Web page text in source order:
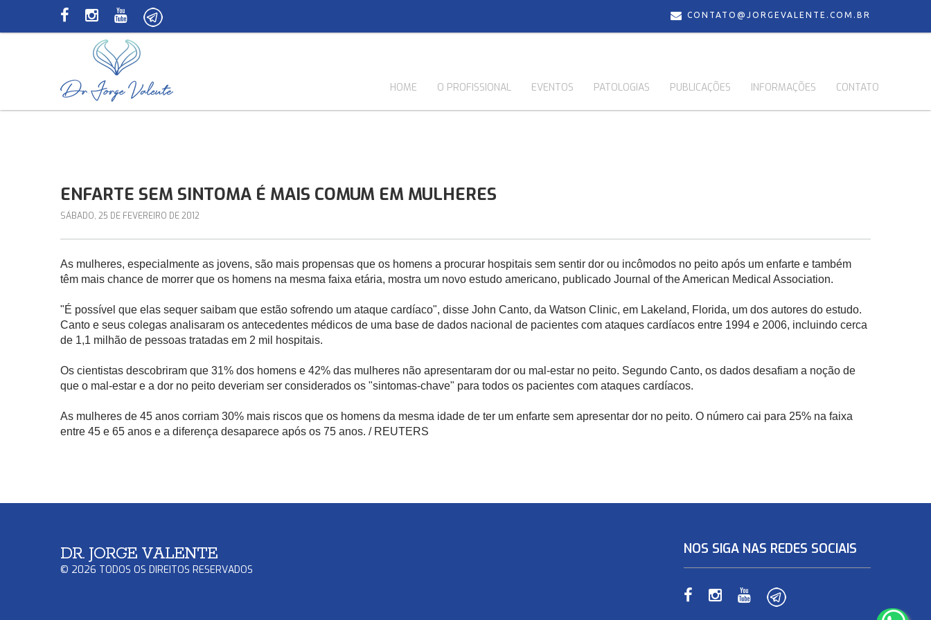
CONTATO@JORGEVALENTE.COM.BR
HOME O PROFISSIONAL EVENTOS PATOLOGIAS PUBLICAÇÕES INFORMAÇÕES CONTATO
ENFARTE SEM SINTOMA É MAIS COMUM EM MULHERES
SÁBADO, 25 DE FEVEREIRO DE 2012
As mulheres, especialmente as jovens, são mais propensas que os homens a procurar hospitais sem sentir dor ou incômodos no peito após um enfarte e também
têm mais chance de morrer que os homens na mesma faixa etária, mostra um novo estudo americano, publicado Journal of the American Medical Association.
"É possível que elas sequer saibam que estão sofrendo um ataque cardíaco", disse John Canto, da Watson Clinic, em Lakeland, Florida, um dos autores do estudo.
Canto e seus colegas analisaram os antecedentes médicos de uma base de dados nacional de pacientes com ataques cardíacos entre 1994 e 2006, incluindo cerca
de 1,1 milhão de pessoas tratadas em 2 mil hospitais.
Os cientistas descobriram que 31% dos homens e 42% das mulheres não apresentaram dor ou mal-estar no peito. Segundo Canto, os dados desafiam a noção de
que o mal-estar e a dor no peito deveriam ser considerados os "sintomas-chave" para todos os pacientes com ataques cardíacos.
As mulheres de 45 anos corriam 30% mais riscos que os homens da mesma idade de ter um enfarte sem apresentar dor no peito. O número cai para 25% na faixa
entre 45 e 65 anos e a diferença desaparece após os 75 anos. / REUTERS
DR. JORGE VALENTE
© 2026 TODOS OS DIREITOS RESERVADOS
NOS SIGA NAS REDES SOCIAIS